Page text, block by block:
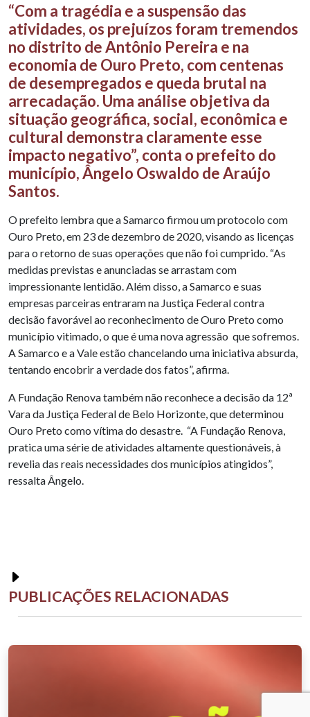
“Com a tragédia e a suspensão das
atividades, os prejuízos foram tremendos
no distrito de Antônio Pereira e na
economia de Ouro Preto, com centenas
de desempregados e queda brutal na
arrecadação. Uma análise objetiva da
situação geográfica, social, econômica e
cultural demonstra claramente esse
impacto negativo”, conta o prefeito do
município, Ângelo Oswaldo de Araújo
Santos.
O prefeito lembra que a Samarco firmou um protocolo com
Ouro Preto, em 23 de dezembro de 2020, visando as licenças
para o retorno de suas operações que não foi cumprido. “As
medidas previstas e anunciadas se arrastam com
impressionante lentidão. Além disso, a Samarco e suas
empresas parceiras entraram na Justiça Federal contra
decisão favorável ao reconhecimento de Ouro Preto como
município vitimado, o que é uma nova agressão que sofremos.
A Samarco e a Vale estão chancelando uma iniciativa absurda,
tentando encobrir a verdade dos fatos”, afirma.
A Fundação Renova também não reconhece a decisão da 12ª
Vara da Justiça Federal de Belo Horizonte, que determinou
Ouro Preto como vítima do desastre. “A Fundação Renova,
pratica uma série de atividades altamente questionáveis, à
revelia das reais necessidades dos municípios atingidos”,
ressalta Ângelo.
PUBLICAÇÕES RELACIONADAS